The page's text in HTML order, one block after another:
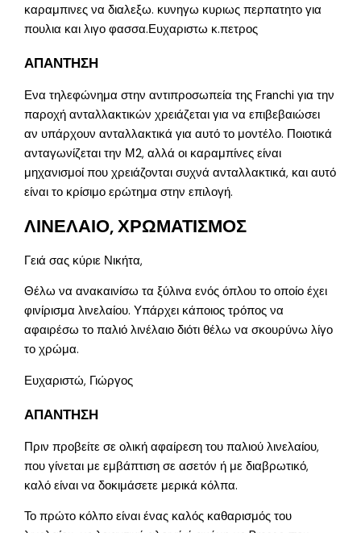
καραμπινες να διαλεξω. κυνηγω κυριως περπατητο για
πουλια και λιγο φασσα.Ευχαριστω κ.πετρος
ΑΠΑΝΤΗΣΗ
Ενα τηλεφώνημα στην αντιπροσωπεία της Franchi για την
παροχή ανταλλακτικών χρειάζεται για να επιβεβαιώσει
αν υπάρχουν ανταλλακτικά για αυτό το μοντέλο. Ποιοτικά
ανταγωνίζεται την Μ2, αλλά οι καραμπίνες είναι
μηχανισμοί που χρειάζονται συχνά ανταλλακτικά, και αυτό
είναι το κρίσιμο ερώτημα στην επιλογή.
ΛΙΝΕΛΑΙΟ, ΧΡΩΜΑΤΙΣΜΟΣ
Γειά σας κύριε Νικήτα,
Θέλω να ανακαινίσω τα ξύλινα ενός όπλου το οποίο έχει
φινίρισμα λινελαίου. Υπάρχει κάποιος τρόπος να
αφαιρέσω το παλιό λινέλαιο διότι θέλω να σκουρύνω λίγο
το χρώμα.
Ευχαριστώ, Γιώργος
ΑΠΑΝΤΗΣΗ
Πριν προβείτε σε ολική αφαίρεση του παλιού λινελαίου,
που γίνεται με εμβάπτιση σε ασετόν ή με διαβρωτικό,
καλό είναι να δοκιμάσετε μερικά κόλπα.
Το πρώτο κόλπο είναι ένας καλός καθαρισμός του